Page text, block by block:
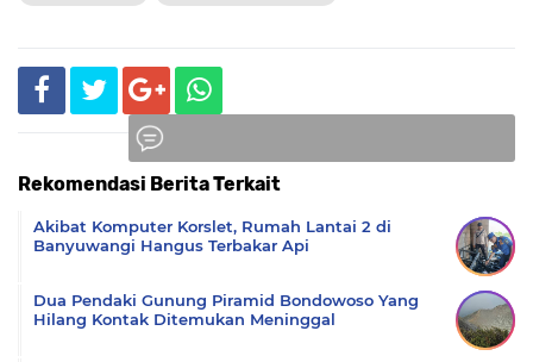
Rekomendasi Berita Terkait
Akibat Komputer Korslet, Rumah Lantai 2 di
Banyuwangi Hangus Terbakar Api
Dua Pendaki Gunung Piramid Bondowoso Yang
Hilang Kontak Ditemukan Meninggal